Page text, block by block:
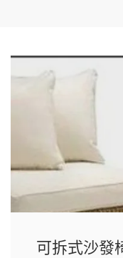
可拆式沙發